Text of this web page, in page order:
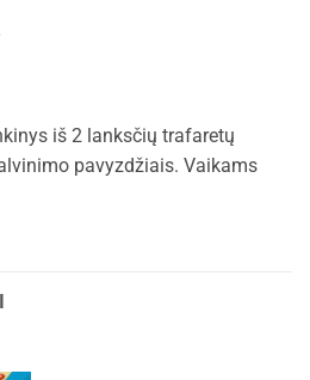
iš 2 lanksčių trafaretų
pavyzdžiais. Vaikams